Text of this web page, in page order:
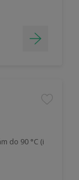
do 90 °C (i